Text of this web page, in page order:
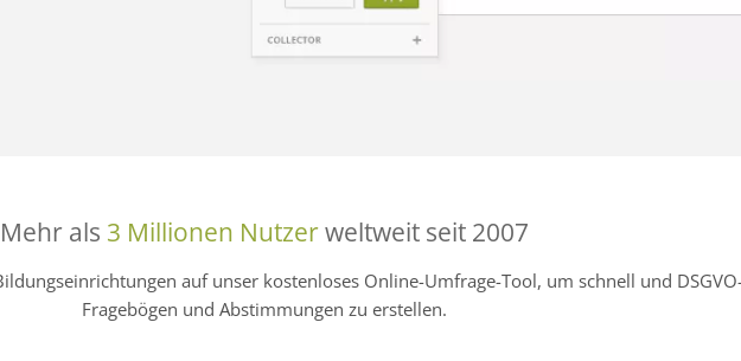
Mehr als 3 Millionen Nutzerweltweit seit 2007
auf unser kostenloses Online-Umfrage-Tool, um schnell und
Fragebögen und Abstimmungen zu erstellen.